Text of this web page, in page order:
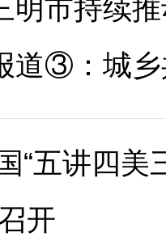
明市持续
道③：城乡
“五讲四美
开